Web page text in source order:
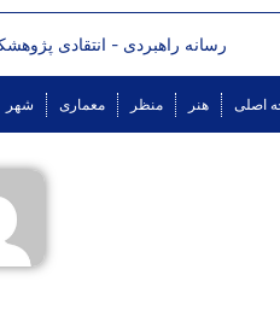
رسانه راهبردی - انتقادی
اصلی هنر منظر معماری شهر